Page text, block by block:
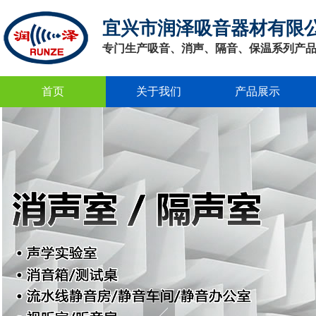
宜兴市润泽吸音器材有限
专门生产吸音、消声、隔音、保温系列产品
首页 关于我们 产品展示